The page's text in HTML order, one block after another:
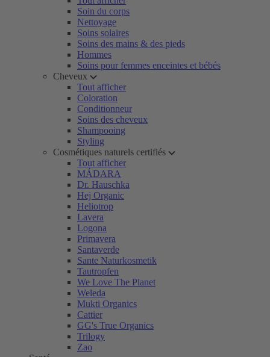
Soin du corps
Nettoyage
Soins solaires
Soins des mains & des pieds
Hommes
Soins pour femmes enceintes et bébés
Cheveux
Tout afficher
Coloration
Conditionneur
Soins des cheveux
Shampooing
Styling
Cosmétiques naturels certifiés
Tout afficher
MÁDARA
Dr. Hauschka
Hej Organic
Heliotrop
Lavera
Logona
Primavera
Santaverde
Sante Naturkosmetik
Tautropfen
We Love The Planet
Weleda
Mukti Organics
Cattier
GG's True Organics
Trilogy
Zao